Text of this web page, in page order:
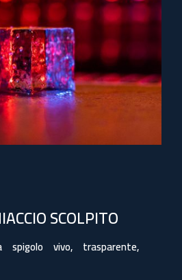
SCOLPITO
vivo, trasparente,